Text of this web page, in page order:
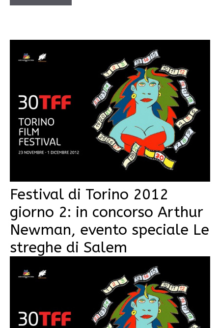
Festival di Torino 2012
giorno 2: in concorso Arthur
Newman, evento speciale Le
streghe di Salem